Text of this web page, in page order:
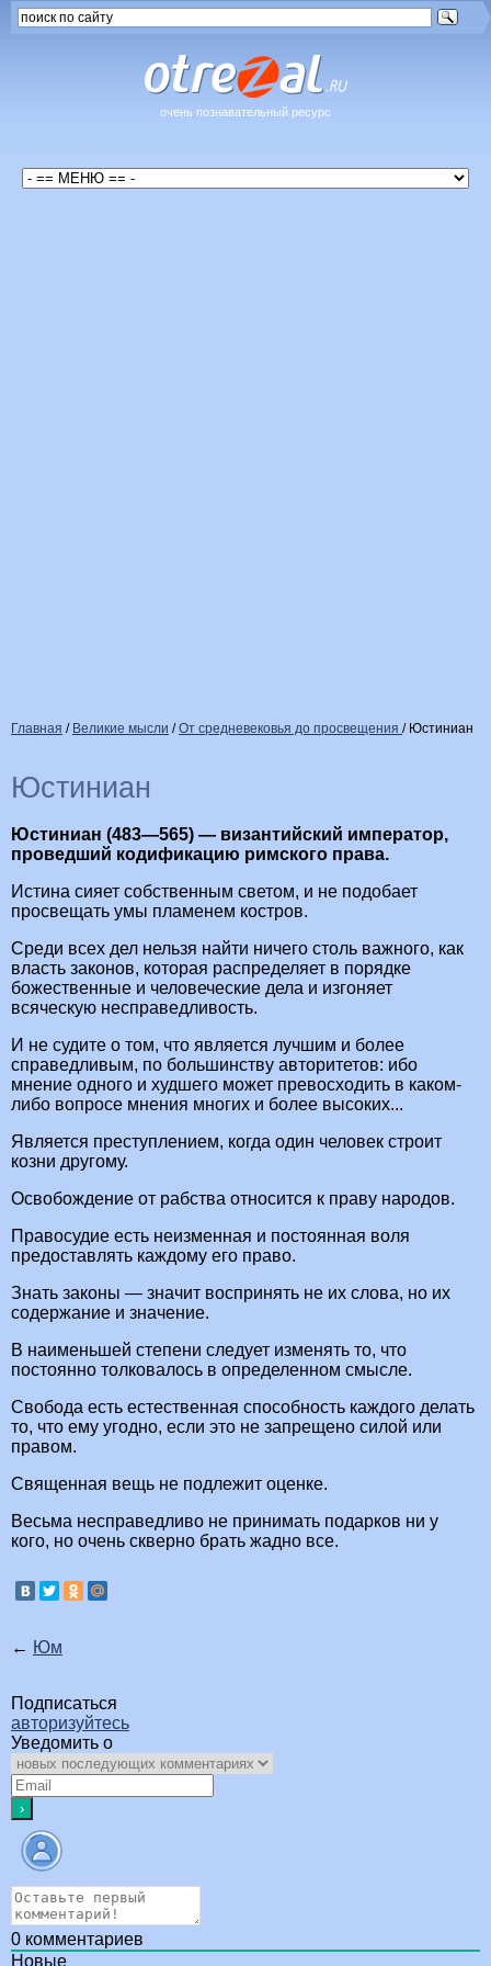
очень познавательный ресурс
Главная / Великие мысли /От средневековья до просвещения / Юстиниан
Юстиниан
Юстиниан (483—565) — византийский император,
проведший кодификацию римского права.
Истина сияет собственным светом, и не подобает
просвещать умы пламенем костров.
Среди всех дел нельзя найти ничего столь важного, как
власть законов, которая распределяет в порядке
божественные и человеческие дела и изгоняет
всяческую несправедливость.
И не судите о том, что является лучшим и более
справедливым, по большинству авторитетов: ибо
мнение одного и худшего может превосходить в каком-
либо вопросе мнения многих и более высоких...
Является преступлением, когда один человек строит
козни другому.
Освобождение от рабства относится к праву народов.
Правосудие есть неизменная и постоянная воля
предоставлять каждому его право.
Знать законы — значит воспринять не их слова, но их
содержание и значение.
В наименьшей степени следует изменять то, что
постоянно толковалось в определенном смысле.
Свобода есть естественная способность каждого делать
то, что ему угодно, если это не запрещено силой или
правом.
Священная вещь не подлежит оценке.
Весьма несправедливо не принимать подарков ни у
кого, но очень скверно брать жадно все.
← Юм
Подписаться
авторизуйтесь
Уведомить о
0 комментариев
Новые